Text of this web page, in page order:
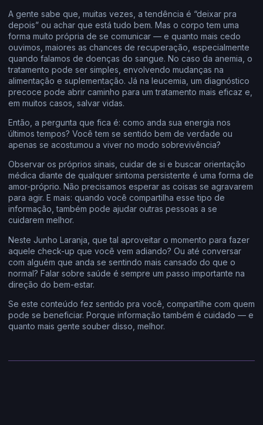
A gente sabe que, muitas vezes, a tendência é “deixar pra
depois” ou achar que está tudo bem. Mas o corpo tem uma
forma muito própria de se comunicar — e quanto mais cedo
ouvimos, maiores as chances de recuperação, especialmente
quando falamos de doenças do sangue. No caso da anemia, o
tratamento pode ser simples, envolvendo mudanças na
alimentação e suplementação. Já na leucemia, um diagnóstico
precoce pode abrir caminho para um tratamento mais eficaz e,
em muitos casos, salvar vidas.
Então, a pergunta que fica é: como anda sua energia nos
últimos tempos? Você tem se sentido bem de verdade ou
apenas se acostumou a viver no modo sobrevivência?
Observar os próprios sinais, cuidar de si e buscar orientação
médica diante de qualquer sintoma persistente é uma forma de
amor-próprio. Não precisamos esperar as coisas se agravarem
para agir. E mais: quando você compartilha esse tipo de
informação, também pode ajudar outras pessoas a se
cuidarem melhor.
Neste Junho Laranja, que tal aproveitar o momento para fazer
aquele check-up que você vem adiando? Ou até conversar
com alguém que anda se sentindo mais cansado do que o
normal? Falar sobre saúde é sempre um passo importante na
direção do bem-estar.
Se este conteúdo fez sentido pra você, compartilhe com quem
pode se beneficiar. Porque informação também é cuidado — e
quanto mais gente souber disso, melhor.